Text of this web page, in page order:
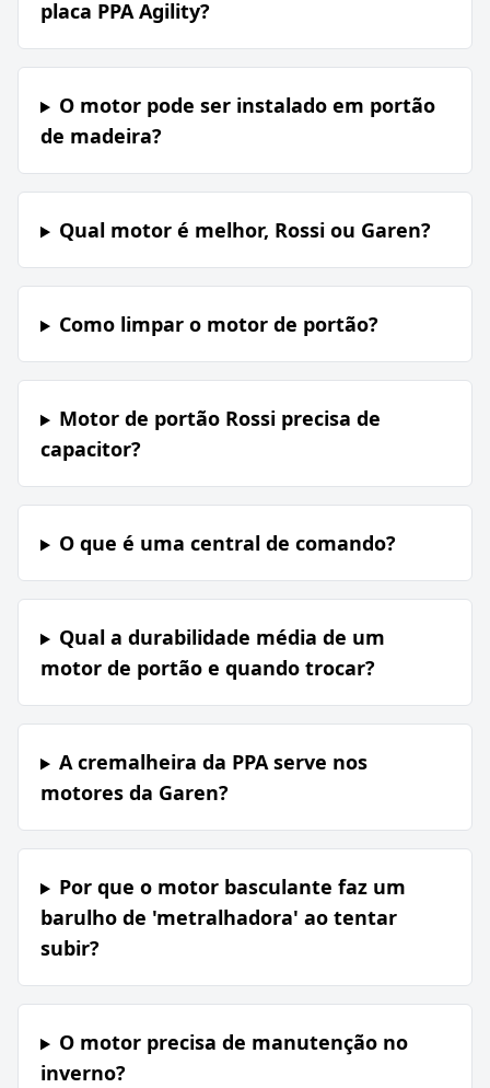
placa PPA Agility?
O motor pode ser instalado em portão
de madeira?
Qual motor é melhor, Rossi ou Garen?
Como limpar o motor de portão?
Motor de portão Rossi precisa de
capacitor?
O que é uma central de comando?
Qual a durabilidade média de um
motor de portão e quando trocar?
A cremalheira da PPA serve nos
motores da Garen?
Por que o motor basculante faz um
barulho de 'metralhadora' ao tentar
subir?
O motor precisa de manutenção no
inverno?